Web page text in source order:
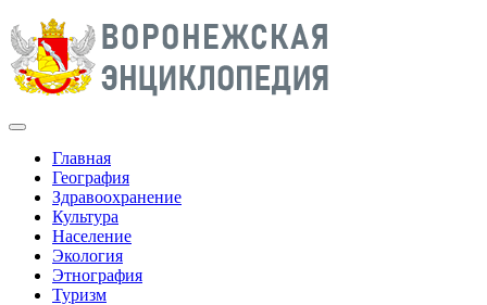
Главная
География
Здравоохранение
Культура
Население
Экология
Этнография
Туризм